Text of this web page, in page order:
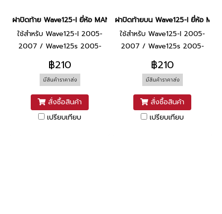
ฝาปิดท้าย Wave125-I ยี่ห้อ MANOO [NHA96P ขาวมุก]
ใช้สำหรับ Wave125-I 2005-
2007 / Wave125s 2005-
2007
฿210
มีสินค้าราคาส่ง
สั่งซื้อสินค้า
เปรียบเทียบ
ฝาปิดท้ายบน Wave125-I ยี่ห้อ
ใช้สำหรับ Wave125-I 2005-
2007 / Wave125s 2005-
2007
฿210
มีสินค้าราคาส่ง
สั่งซื้อสินค้า
เปรียบเทียบ